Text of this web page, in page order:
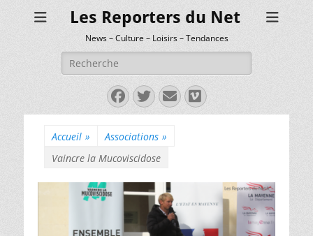
Les Reporters du Net
News – Culture – Loisirs – Tendances
Rechercher :
Facebook
Twitter
E-
mail
Vimeo
Accueil » Associations »
Vaincre la Mucoviscidose